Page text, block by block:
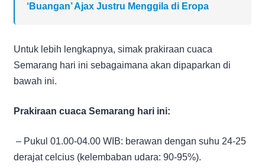
‘Buangan’ Ajax Justru Menggila di Eropa
Untuk lebih lengkapnya, simak prakiraan cuaca
Semarang hari ini sebagaimana akan dipaparkan di
bawah ini.
Prakiraan cuaca Semarang hari ini:
– Pukul 01.00-04.00 WIB: berawan dengan suhu 24-25
derajat celcius (kelembaban udara: 90-95%).